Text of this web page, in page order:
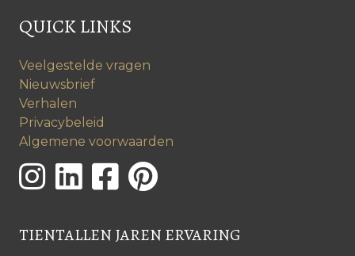
QUICK LINKS
Veelgestelde vragen
Nieuwsbrief
Verhalen
Privacybeleid
Algemene voorwaarden
TIENTALLEN JAREN ERVARING